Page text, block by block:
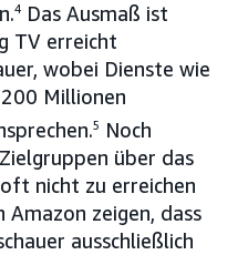
4 Das Ausmaß ist
TV erreicht
wobei Dienste wie
Millionen
5
Noch
über das
nicht zu erreichen
Amazon zeigen, dass
ausschließlich